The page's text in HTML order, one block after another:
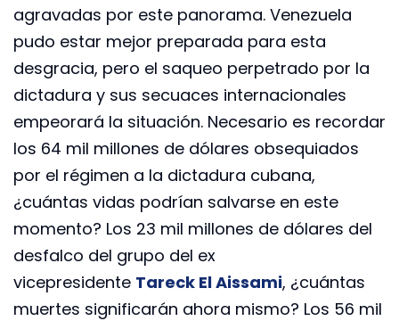
agravadas por este panorama. Venezuela
pudo estar mejor preparada para esta
desgracia, pero el saqueo perpetrado por la
dictadura y sus secuaces internacionales
empeorará la situación. Necesario es recordar
los 64 mil millones de dólares obsequiados
por el régimen a la dictadura cubana,
¿cuántas vidas podrían salvarse en este
momento? Los 23 mil millones de dólares del
desfalco del grupo del ex
vicepresidente Tareck El Aissami, ¿cuántas
muertes significarán ahora mismo? Los 56 mil